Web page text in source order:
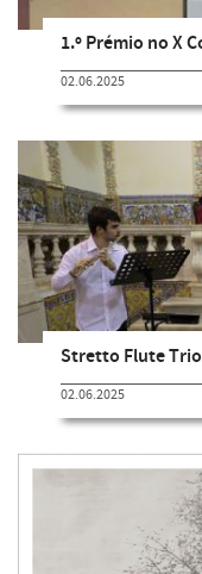
1.º Prémio no X
02.06.2025
Stretto Flute Trio
02.06.2025